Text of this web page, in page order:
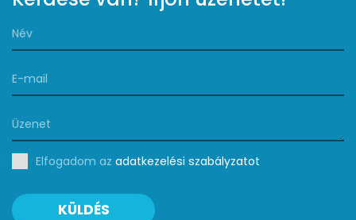
Elfogadom az adatkezelési szabályzatot
KÜLDÉS